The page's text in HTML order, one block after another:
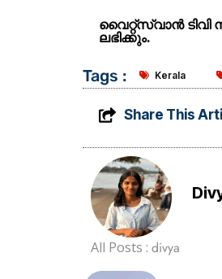
വൈറ്റ്സ്വാൻ
ലഭിക്കും.
Tags : Kerala
Share This
All Posts : divya